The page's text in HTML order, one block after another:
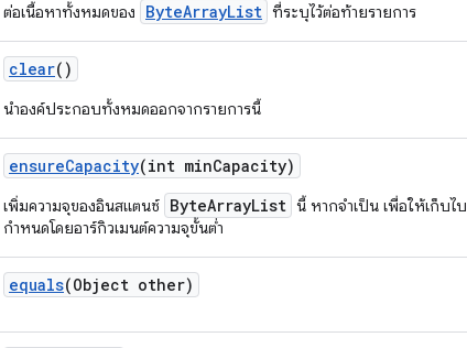
ต่อเนื้อหาทั้งหมดของ ByteArrayList ที่ระบุไว้ต่อท้ายรายการ
clear()
นำองค์ประกอบทั้งหมดออกจากรายการนี้
ensureCapacity(int minCapacity)
เพิ่มความจุของอินสแตนซ์ ByteArrayList นี้ หากจําเป็น เพื่อให้เก็บไ
กำหนดโดยอาร์กิวเมนต์ความจุขั้นต่ำ
equals(Object other)